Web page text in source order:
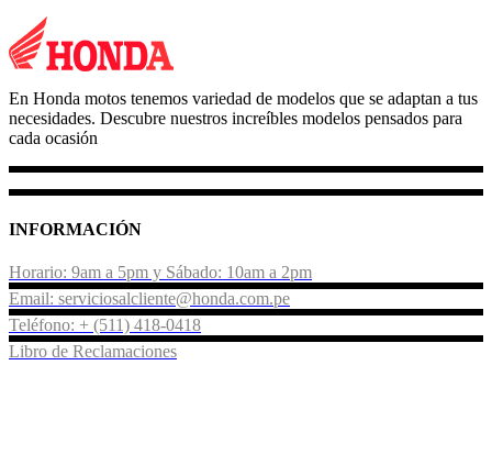
En Honda motos tenemos variedad de modelos que se adaptan a tus
necesidades. Descubre nuestros increíbles modelos pensados para
cada ocasión
INFORMACIÓN
Horario: 9am a 5pm y Sábado: 10am a 2pm
Email: serviciosalcliente@honda.com.pe
Teléfono: + (511) 418-0418
Libro de Reclamaciones